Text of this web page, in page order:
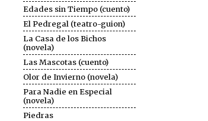
Edades sin Tiempo (cuento)
El Pedregal (teatro-guion)
La Casa de los Bichos
(novela)
Las Mascotas (cuento)
Olor de Invierno (novela)
Para Nadie en Especial
(novela)
Piedras